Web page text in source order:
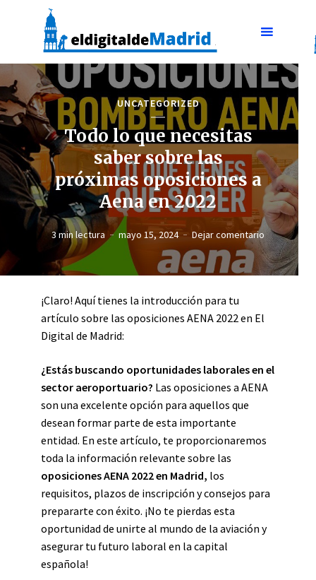
UNCATEGORIZED
Todo lo que necesitas
saber sobre las
próximas oposiciones a
Aena en 2022
3 min lectura mayo 15, 2024 Dejar comentario
¡Claro! Aquí tienes la introducción para tu
artículo sobre las oposiciones AENA 2022 en El
Digital de Madrid:
¿Estás buscando oportunidades laborales en el
sector aeroportuario? Las oposiciones a AENA
son una excelente opción para aquellos que
desean formar parte de esta importante
entidad. En este artículo, te proporcionaremos
toda la información relevante sobre las
oposiciones AENA 2022 en Madrid, los
requisitos, plazos de inscripción y consejos para
prepararte con éxito. ¡No te pierdas esta
oportunidad de unirte al mundo de la aviación y
asegurar tu futuro laboral en la capital
española!